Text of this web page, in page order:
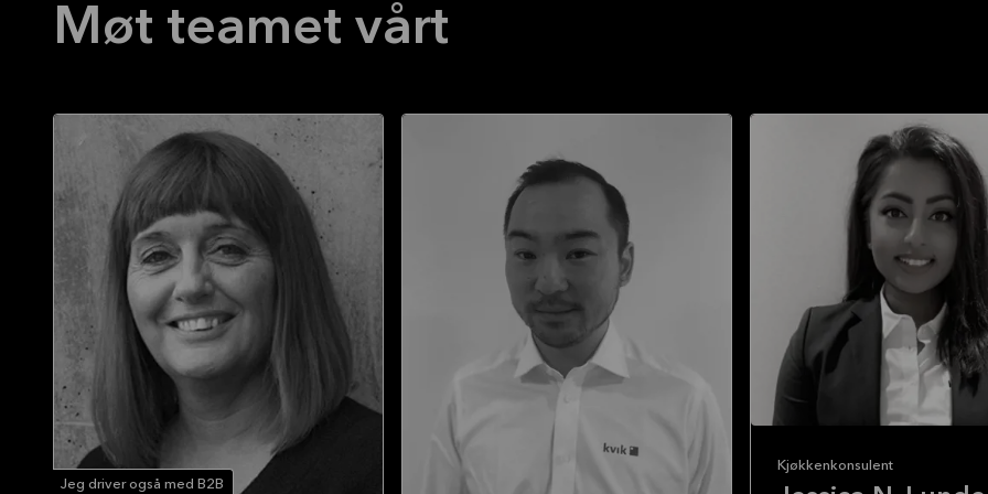
Møt teamet vårt
Jeg driver også med B2B
Kjøkkenkonsulent